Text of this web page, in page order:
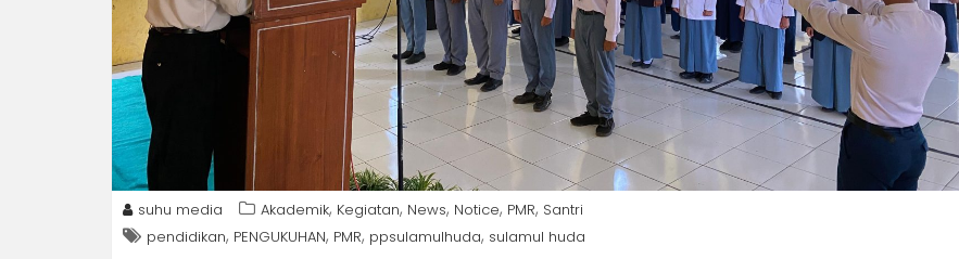
suhu media Akademik, Kegiatan, News, Notice, PMR, Santri
pendidikan, PENGUKUHAN, PMR, ppsulamulhuda, sulamul huda